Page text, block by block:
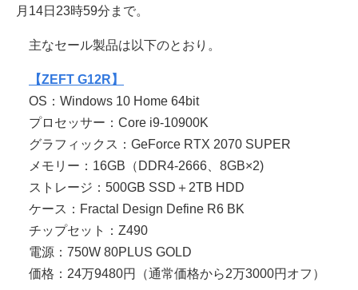
月14日23時59分まで。
主なセール製品は以下のとおり。
【ZEFT G12R】
OS：Windows 10 Home 64bit
プロセッサー：Core i9-10900K
グラフィックス：GeForce RTX 2070 SUPER
メモリー：16GB（DDR4-2666、8GB×2)
ストレージ：500GB SSD＋2TB HDD
ケース：Fractal Design Define R6 BK
チップセット：Z490
電源：750W 80PLUS GOLD
価格：24万9480円（通常価格から2万3000円オフ）